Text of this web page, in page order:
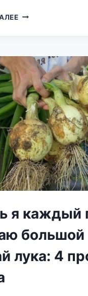
Я
ЯБЛОЧНОМ
УКСУСЕ
И
НАНЕСЛА
НА
ЛИЦО.
И
САМА
НЕ
ОЖИДАЛА
ТАКОГО
ЭФФЕКТА!..
я каждый
большой
лука: 4